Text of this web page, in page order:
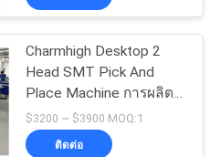
Charmhigh Desktop 2
Head SMT Pick And
Place Machine การผลิต
ชุดเล็ก การทําต้นแบบ การ
วิจัย การสอน
$3200 ~ $3900 MOQ:1
ติดต่อ